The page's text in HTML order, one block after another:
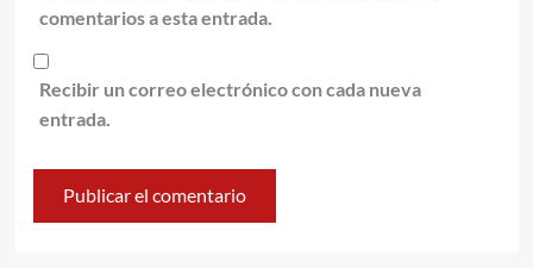
comentarios a esta entrada.
Recibir un correo electrónico con cada nueva
entrada.